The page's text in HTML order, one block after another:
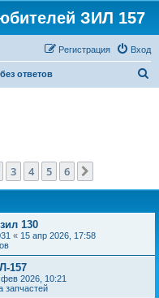
ЗИЛ 157
Вход
Регистрация
ответов
3 4 5 6
130
« 15 апр 2026, 17:58
157
2026, 10:21
запчастей